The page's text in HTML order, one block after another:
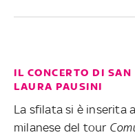
IL CONCERTO DI
LAURA PAUSINI
La sfilata si è inserita
milanese del tour